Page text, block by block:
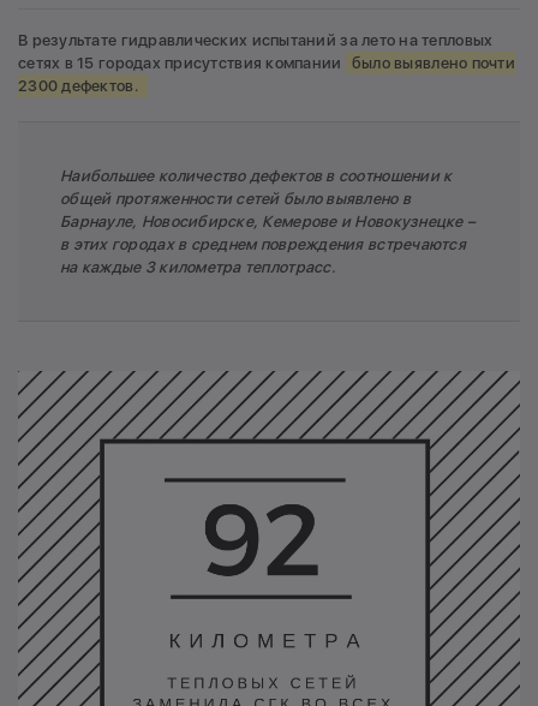
В результате гидравлических испытаний за лето на тепловых
сетях в 15 городах присутствия компании
было выявлено почти
2300 дефектов.
Наибольшее количество дефектов в соотношении к
общей протяженности сетей было выявлено в
Барнауле, Новосибирске, Кемерове и Новокузнецке –
в этих городах в среднем повреждения встречаются
на каждые 3 километра теплотрасс.